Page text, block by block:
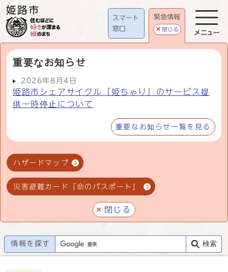
スマート
窓口
緊急情報
閉じる
重要なお知らせ
2026年8月4日
姫路市シェアサイクル「姫ちゃり」のサービス提
供一時停止について
重要なお知らせ一覧を見る
ハザードマップ
災害避難カード「命のパスポート」
閉じる
メニュー
情報を探す 検索